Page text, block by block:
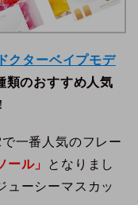
クターベイプモデ
類のおすすめ人気
一番人気のフレー
ール」
となりまし
ューシーマスカッ